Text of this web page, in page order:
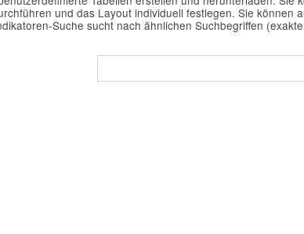
und das Layout individuell festlegen. Sie können
Suche sucht nach ähnlichen Suchbegriffen